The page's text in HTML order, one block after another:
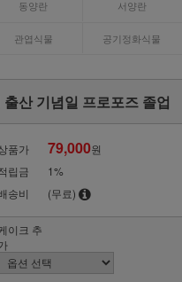
동양란 서양란
관엽식물 공기정화식물
산 기념일 프로포즈 졸업
품가 79,000원
립금
1%
송비
(무료)
이크 추